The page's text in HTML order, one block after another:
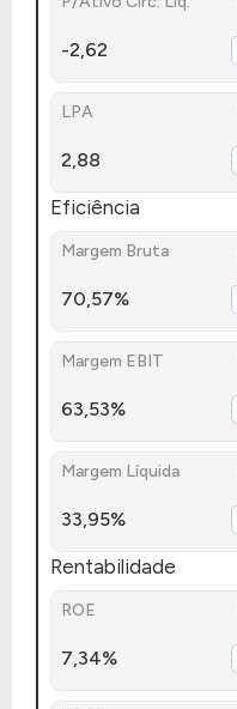
-2,62
LPA
2,88
Eficiência
Margem Bruta
70,57%
Margem EBIT
63,53%
Margem Líquida
33,95%
Rentabilidade
ROE
7,34%